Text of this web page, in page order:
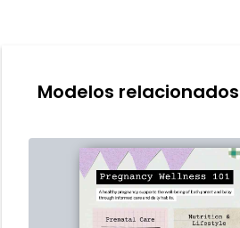
Modelos relacionados